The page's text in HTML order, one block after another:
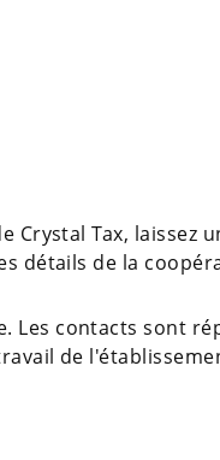
Tax, laissez
détails de la
Les contacts sont
de